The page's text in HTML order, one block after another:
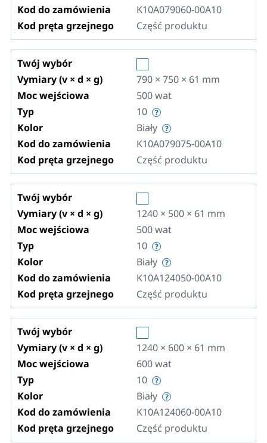
Kod do zamówienia
K10A079060-00A10
Kod pręta grzejnego
Część produktu
Twój wybór
Vymiary (v × d × g)
790 × 750 × 61 mm
Moc wejściowa
500wat
Typ
10
Kolor
Biały
Kod do zamówienia
K10A079075-00A10
Kod pręta grzejnego
Część produktu
Twój wybór
Vymiary (v × d × g)
1240 × 500 × 61 mm
Moc wejściowa
500wat
Typ
10
Kolor
Biały
Kod do zamówienia
K10A124050-00A10
Kod pręta grzejnego
Część produktu
Twój wybór
Vymiary (v × d × g)
1240 × 600 × 61 mm
Moc wejściowa
600wat
Typ
10
Kolor
Biały
Kod do zamówienia
K10A124060-00A10
Kod pręta grzejnego
Część produktu